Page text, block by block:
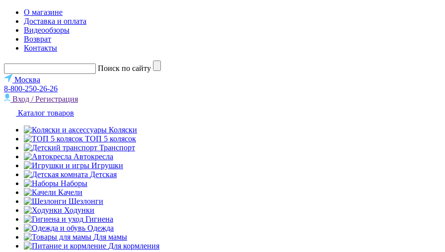
О магазине
Доставка и оплата
Видеообзоры
Возврат
Контакты
Поиск по сайту
Москва
8-800-250-26-26
Вход / Регистрация
Каталог товаров
Коляски
ТОП 5 колясок
Транспорт
Автокресла
Игрушки
Детская
Наборы
Качели
Шезлонги
Ходунки
Гигиена
Одежда
Для мамы
Для кормления